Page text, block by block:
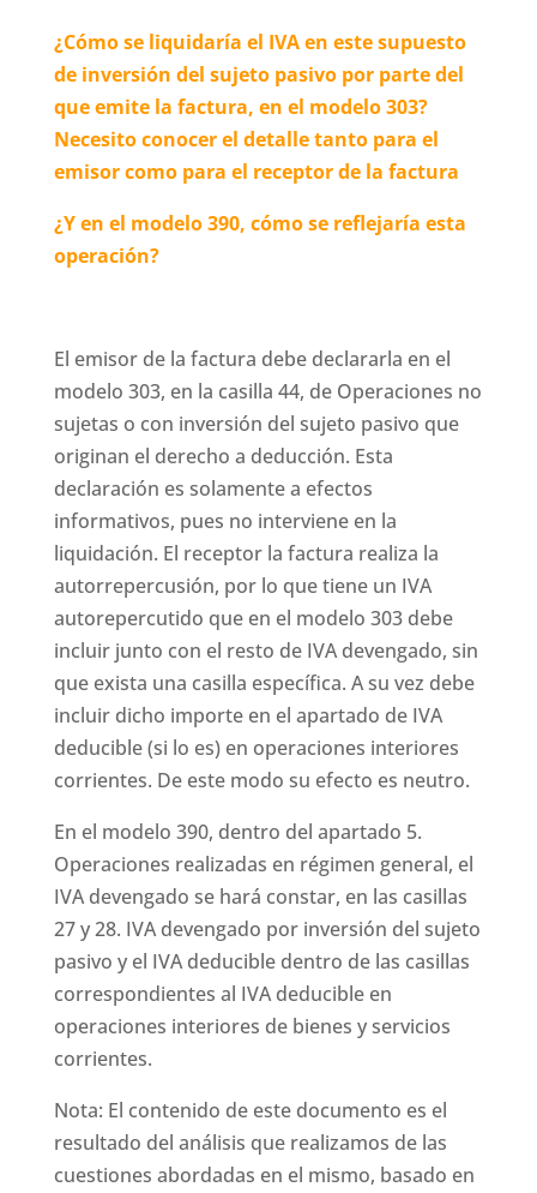
¿Cómo se liquidaría el IVA en este supuesto
de inversión del sujeto pasivo por parte del
que emite la factura, en el modelo 303?
Necesito conocer el detalle tanto para el
emisor como para el receptor de la factura
¿Y en el modelo 390, cómo se reflejaría esta
operación?
El emisor de la factura debe declararla en el
modelo 303, en la casilla 44, de Operaciones no
sujetas o con inversión del sujeto pasivo que
originan el derecho a deducción. Esta
declaración es solamente a efectos
informativos, pues no interviene en la
liquidación. El receptor la factura realiza la
autorrepercusión, por lo que tiene un IVA
autorepercutido que en el modelo 303 debe
incluir junto con el resto de IVA devengado, sin
que exista una casilla específica. A su vez debe
incluir dicho importe en el apartado de IVA
deducible (si lo es) en operaciones interiores
corrientes. De este modo su efecto es neutro.
En el modelo 390, dentro del apartado 5.
Operaciones realizadas en régimen general, el
IVA devengado se hará constar, en las casillas
27 y 28. IVA devengado por inversión del sujeto
pasivo y el IVA deducible dentro de las casillas
correspondientes al IVA deducible en
operaciones interiores de bienes y servicios
corrientes.
Nota: El contenido de este documento es el
resultado del análisis que realizamos de las
cuestiones abordadas en el mismo, basado en